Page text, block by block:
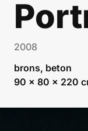
2008
brons, beton
90 x 80 x 220